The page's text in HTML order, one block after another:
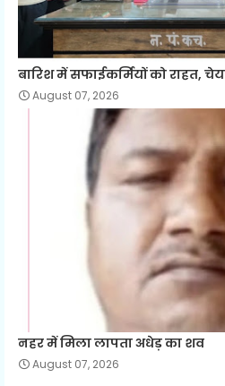
बारिश में सफाईकर्मियों को राहत,
August 07, 2026
नहर में मिला लापता अधेड़ का शव
August 07, 2026